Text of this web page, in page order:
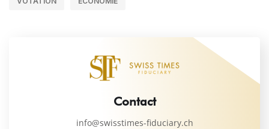
Contact
info@swisstimes-fiduciary.ch